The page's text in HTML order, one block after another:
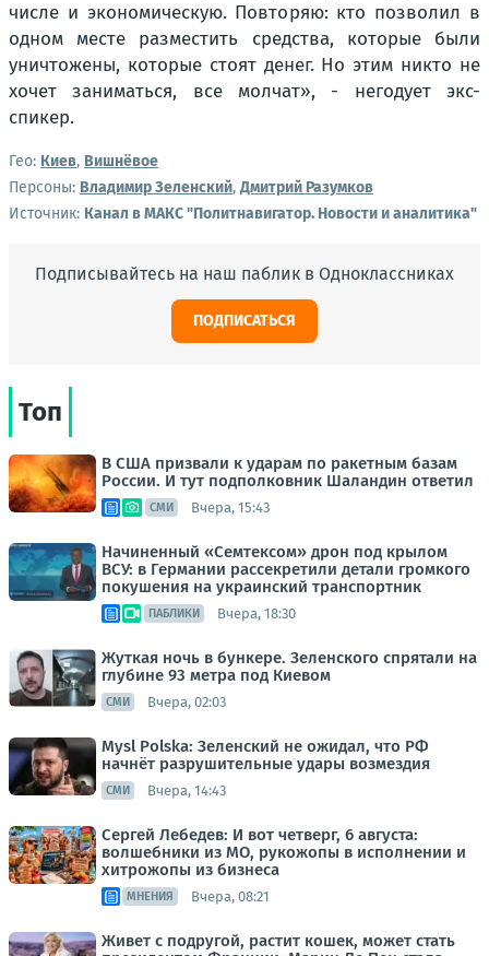
числе и экономическую. Повторяю: кто позволил в
одном месте разместить средства, которые были
уничтожены, которые стоят денег. Но этим никто не
хочет заниматься, все молчат», - негодует экс-
спикер.
Гео: Киев, Вишнёвое
Персоны: Владимир Зеленский,Дмитрий Разумков
Источник: Канал в МАКС "Политнавигатор. Новости и аналитика"
Подписывайтесь на наш паблик в Одноклассниках
ПОДПИСАТЬСЯ
Топ
В США призвали к ударам по ракетным базам
России. И тут подполковник Шаландин ответил
СМИ Вчера, 15:43
Начиненный «Семтексом» дрон под крылом
ВСУ: в Германии рассекретили детали громкого
покушения на украинский транспортник
ПАБЛИКИ Вчера, 18:30
Жуткая ночь в бункере. Зеленского спрятали на
глубине 93 метра под Киевом
СМИ Вчера, 02:03
Mysl Polska: Зеленский не ожидал, что РФ
начнёт разрушительные удары возмездия
СМИ Вчера, 14:43
Сергей Лебедев: И вот четверг, 6 августа:
волшебники из МО, рукожопы в исполнении и
хитрожопы из бизнеса
МНЕНИЯ Вчера, 08:21
Живет с подругой, растит кошек, может стать